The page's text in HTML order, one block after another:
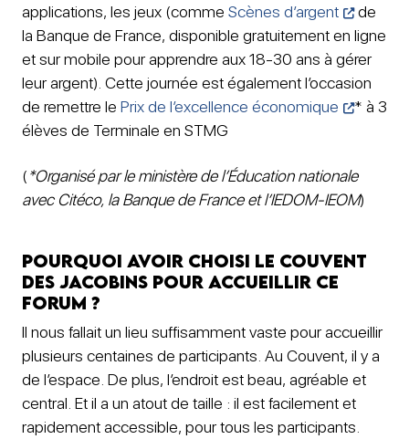
applications, les jeux (comme Scènes d’argent
de
la Banque de France, disponible gratuitement en ligne
et sur mobile pour apprendre aux 18-30 ans à gérer
leur argent). Cette journée est également l’occasion
de remettre le Prix de l’excellence économique
* à 3
élèves de Terminale en STMG
(*Organisé par le ministère de l’Éducation nationale
avec Citéco, la Banque de France et l’IEDOM-IEOM)
Pourquoi avoir choisi le Couvent
des Jacobins pour accueillir ce
forum ?
Il nous fallait un lieu suffisamment vaste pour accueillir
plusieurs centaines de participants. Au Couvent, il y a
de l’espace. De plus, l’endroit est beau, agréable et
central. Et il a un atout de taille : il est facilement et
rapidement accessible, pour tous les participants.